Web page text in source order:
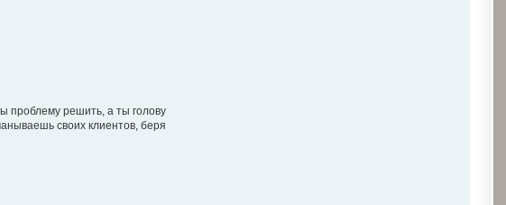
проблему решить, а ты голову
своих клиентов, беря